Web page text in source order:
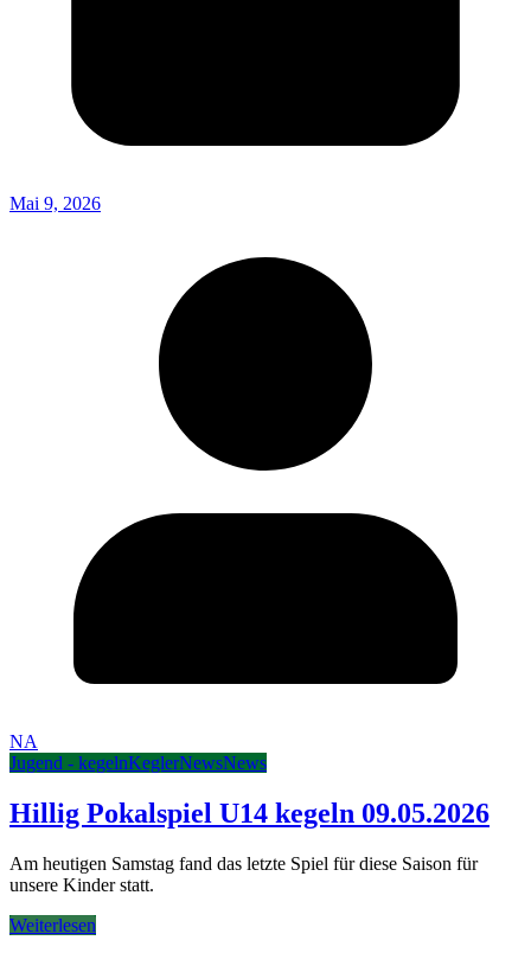
Mai 9, 2026
NA
Jugend - kegelnKeglerNewsNews
Hillig Pokalspiel U14 kegeln 09.05.2026
Am heutigen Samstag fand das letzte Spiel für diese Saison für
unsere Kinder statt.
Weiterlesen